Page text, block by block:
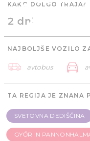
za
KAKO DOLGO TRAJA?
2 dni
NAJBOLJŠE VOZILO
avtobus
TA REGIJA JE ZNANA
SVETOVNA DEDIŠČINA
GYŐR IN